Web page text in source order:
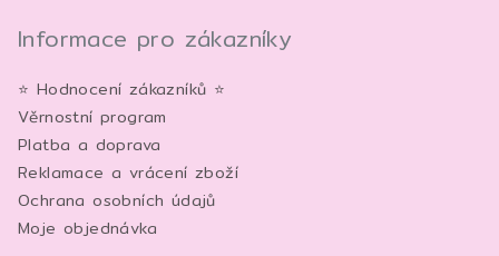
Informace pro zákazníky
⭐ Hodnocení zákazníků ⭐
Věrnostní program
Platba a doprava
Reklamace a vrácení zboží
Ochrana osobních údajů
Moje objednávka